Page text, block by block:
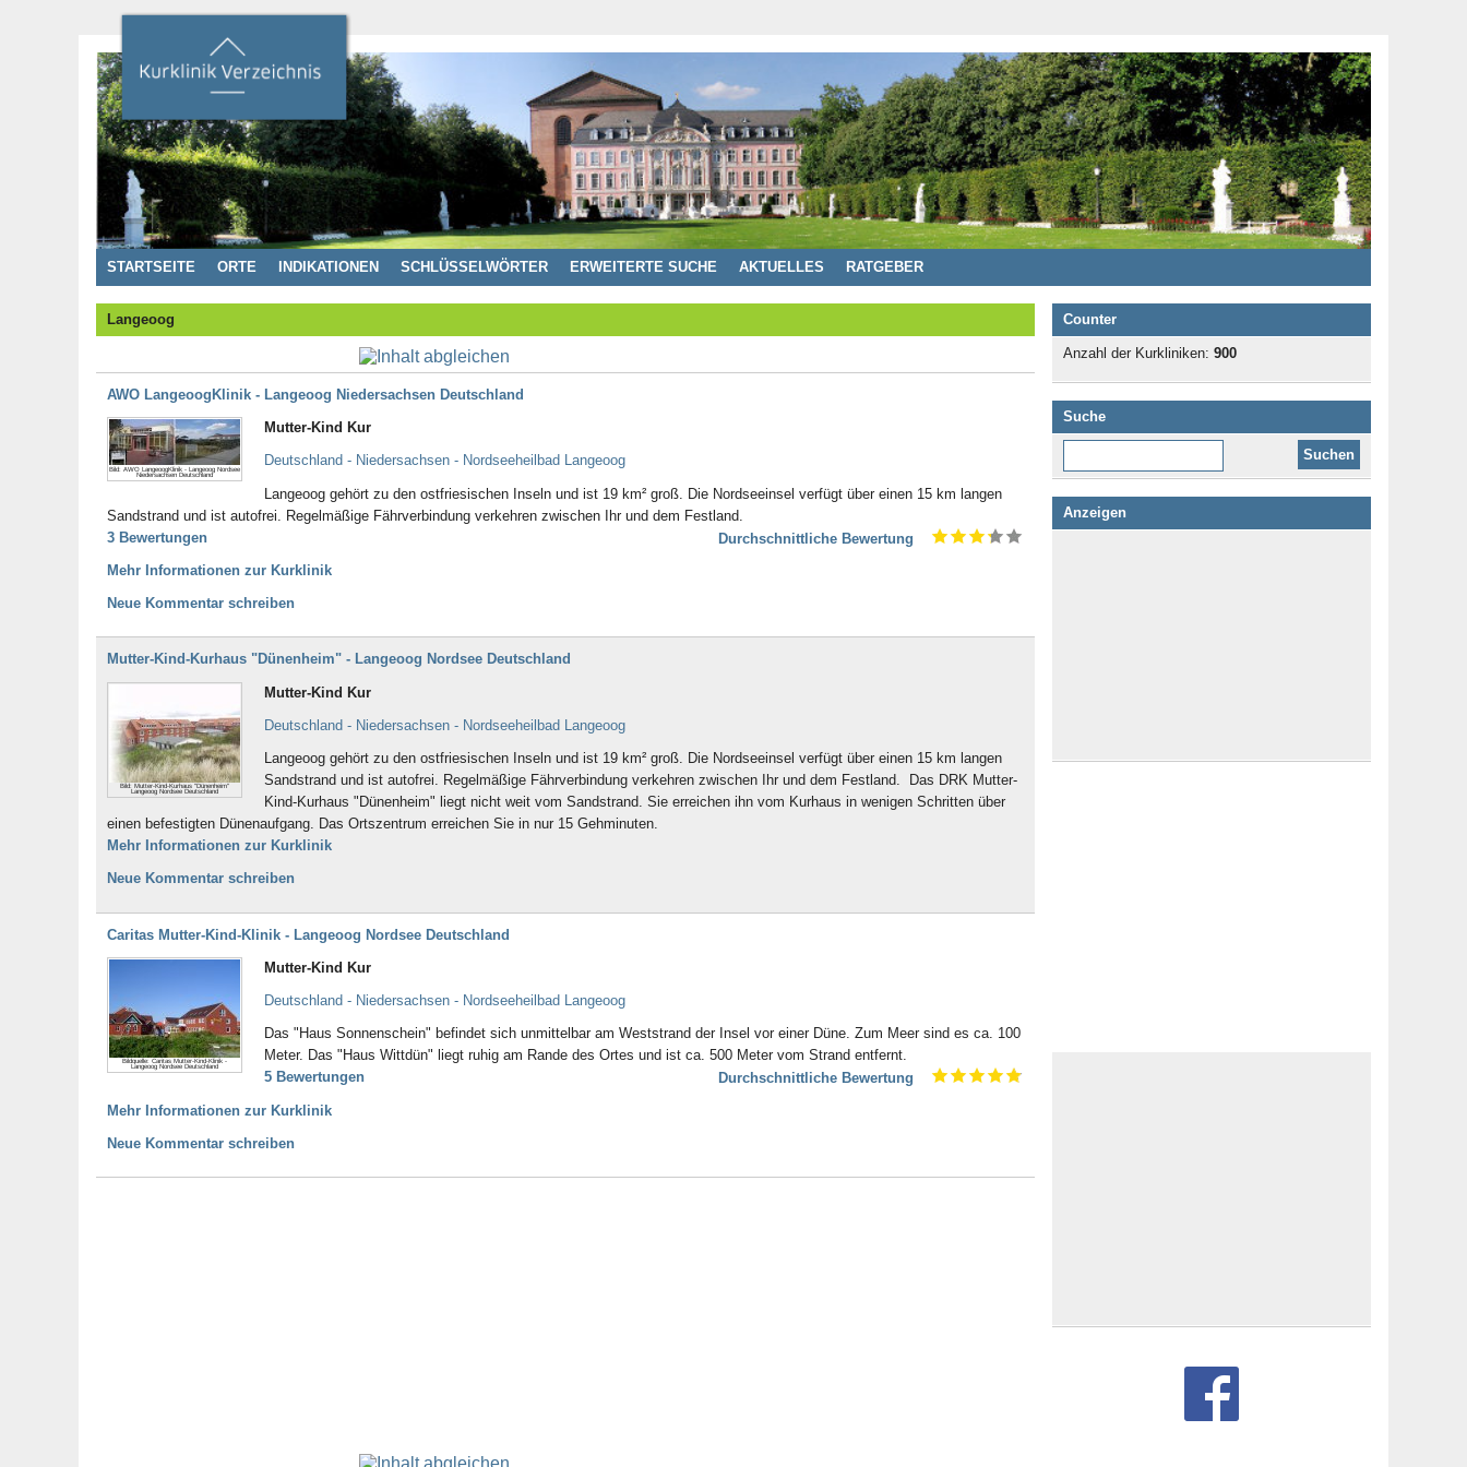
STARTSEITE ORTE INDIKATIONEN SCHLÜSSELWÖRTER ERWEITERTE SUCHE AKTUELLES RATGEBER
Langeoog
AWO LangeoogKlinik - Langeoog Niedersachsen Deutschland
Bild: AWO LangeoogKlinik - Langeoog Nordsee
Niedersachsen Deutschland
Mutter-Kind Kur
Deutschland - Niedersachsen - Nordseeheilbad Langeoog
Langeoog gehört zu den ostfriesischen Inseln und ist 19 km² groß. Die Nordseeinsel verfügt über einen 15 km langen
Sandstrand und ist autofrei. Regelmäßige Fährverbindung verkehren zwischen Ihr und dem Festland.
3 Bewertungen
Durchschnittliche Bewertung
Mehr Informationen zur Kurklinik
Neue Kommentar schreiben
Mutter-Kind-Kurhaus "Dünenheim" - Langeoog Nordsee Deutschland
Bild: Mutter-Kind-Kurhaus "Dünenheim"
Langeoog Nordsee Deutschland
Mutter-Kind Kur
Deutschland - Niedersachsen - Nordseeheilbad Langeoog
Langeoog gehört zu den ostfriesischen Inseln und ist 19 km² groß. Die Nordseeinsel verfügt über einen 15 km langen
Sandstrand und ist autofrei. Regelmäßige Fährverbindung verkehren zwischen Ihr und dem Festland. Das DRK Mutter-
Kind-Kurhaus "Dünenheim" liegt nicht weit vom Sandstrand. Sie erreichen ihn vom Kurhaus in wenigen Schritten über
einen befestigten Dünenaufgang. Das Ortszentrum erreichen Sie in nur 15 Gehminuten.
Mehr Informationen zur Kurklinik
Neue Kommentar schreiben
Caritas Mutter-Kind-Klinik - Langeoog Nordsee Deutschland
Bildquelle: Caritas Mutter-Kind-Klinik -
Langeoog Nordsee Deutschland
Mutter-Kind Kur
Deutschland - Niedersachsen - Nordseeheilbad Langeoog
Das "Haus Sonnenschein" befindet sich unmittelbar am Weststrand der Insel vor einer Düne. Zum Meer sind es ca. 100
Meter. Das "Haus Wittdün" liegt ruhig am Rande des Ortes und ist ca. 500 Meter vom Strand entfernt.
5 Bewertungen
Durchschnittliche Bewertung
Mehr Informationen zur Kurklinik
Neue Kommentar schreiben
Counter
Anzahl der Kurkliniken: 900
Suche
Anzeigen